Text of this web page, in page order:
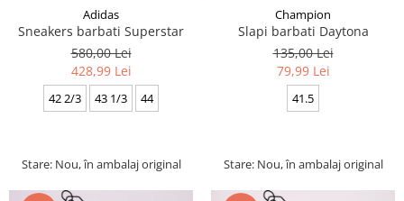
Adidas
Sneakers barbati Superstar
580,00 Lei
428,99 Lei
42 2/3 43 1/3 44
Stare: Nou, în ambalaj original
Champion
Slapi barbati Daytona
135,00 Lei
79,99 Lei
41.5
Stare: Nou, în ambalaj original